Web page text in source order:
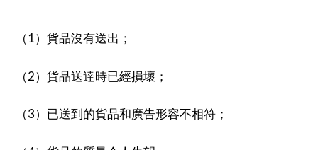
（1）貨品沒有送出；
（2）貨品送達時已經損壞；
（3）已送到的貨品和廣告形容不相符；